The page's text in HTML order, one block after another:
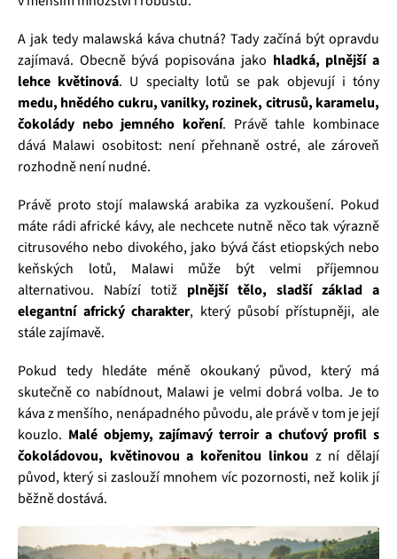
A jak tedy malawská káva chutná? Tady začíná být opravdu
zajímavá. Obecně bývá popisována jako hladká, plnější a
lehce květinová. U specialty lotů se pak objevují i tóny
medu, hnědého cukru, vanilky, rozinek, citrusů, karamelu,
čokolády nebo jemného koření. Právě tahle kombinace
dává Malawi osobitost: není přehnaně ostré, ale zároveň
rozhodně není nudné.
Právě proto stojí malawská arabika za vyzkoušení. Pokud
máte rádi africké kávy, ale nechcete nutně něco tak výrazně
citrusového nebo divokého, jako bývá část etiopských nebo
keňských lotů, Malawi může být velmi příjemnou
alternativou. Nabízí totiž plnější tělo, sladší základ a
elegantní africký charakter, který působí přístupněji, ale
stále zajímavě.
Pokud tedy hledáte méně okoukaný původ, který má
skutečně co nabídnout, Malawi je velmi dobrá volba. Je to
káva z menšího, nenápadného původu, ale právě v tom je její
kouzlo. Malé objemy, zajímavý terroir a chuťový profil s
čokoládovou, květinovou a kořenitou linkou z ní dělají
původ, který si zaslouží mnohem víc pozornosti, než kolik jí
běžně dostává.